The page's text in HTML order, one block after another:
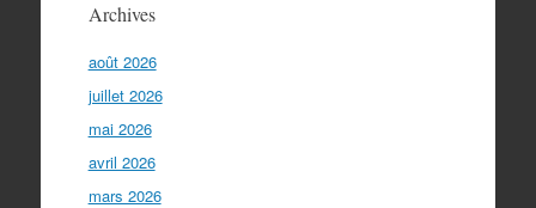
Archives
août 2026
juillet 2026
mai 2026
avril 2026
mars 2026